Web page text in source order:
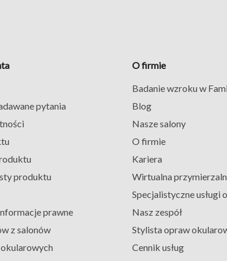
pytania
produktu
prawne
z salonów
O firmie
Badanie wzroku w
Blog
Nasze salony
O firmie
Kariera
Wirtualna
Specjalistyczne usługi
Nasz zespół
Stylista opraw
Cennik usług